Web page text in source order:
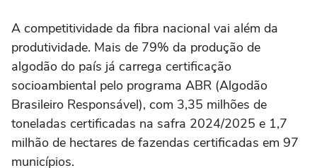
A competitividade da fibra nacional vai além da
produtividade. Mais de 79% da produção de
algodão do país já carrega certificação
socioambiental pelo programa ABR (Algodão
Brasileiro Responsável), com 3,35 milhões de
toneladas certificadas na safra 2024/2025 e 1,7
milhão de hectares de fazendas certificadas em 97
municípios.